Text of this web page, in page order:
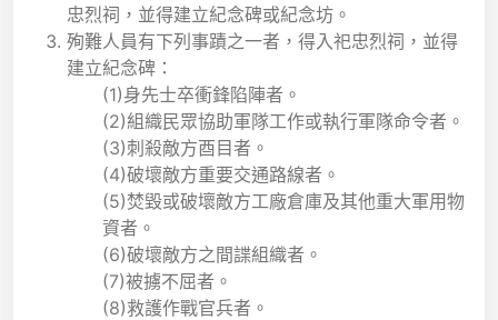
忠烈祠，並得建立紀念碑或紀念坊。
殉難人員有下列事蹟之一者，得入祀忠烈祠，並得
建立紀念碑：
(1)身先士卒衝鋒陷陣者。
(2)組織民眾協助軍隊工作或執行軍隊命令者。
(3)刺殺敵方酉目者。
(4)破壞敵方重要交通路線者。
(5)焚毀或破壞敵方工廠倉庫及其他重大軍用物
資者。
(6)破壞敵方之間諜組織者。
(7)被擄不屈者。
(8)救護作戰官兵者。